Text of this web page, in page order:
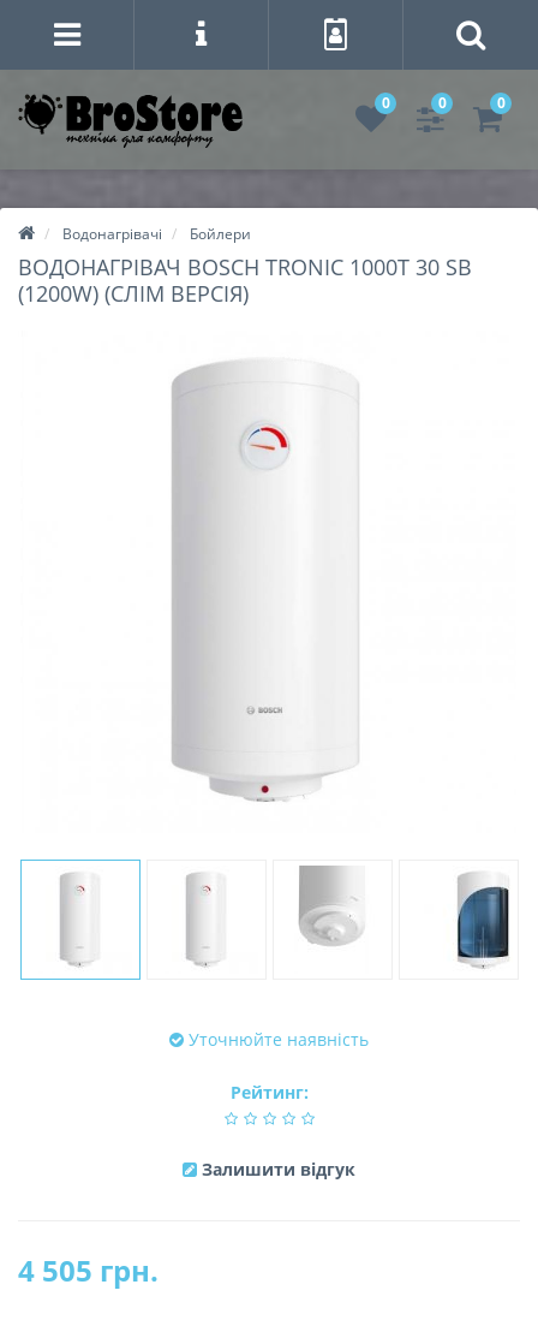
0 0 0
Водонагрівачі Бойлери
ВОДОНАГРІВАЧ BOSCH TRONIC 1000T 30 SB
(1200W) (СЛІМ ВЕРСІЯ)
Уточнюйте наявність
Рейтинг:
Залишити відгук
4 505 грн.